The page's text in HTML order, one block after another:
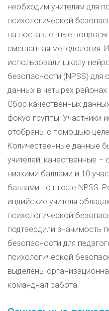
необходим учителям для
психологической
на поставленные
смешанная методология.
использовали шкалу
безопасности (NPSS) для
данных в четырех
Сбор качественных
фокус-группы. Участники
отобраны с помощью
Количественные данные
учителей, качественные
низкими баллами и 10
баллами по шкале NPSS.
индийские учителя
психологической
подтвердили значимость
безопасности для
психологической
выделены
командная работа.